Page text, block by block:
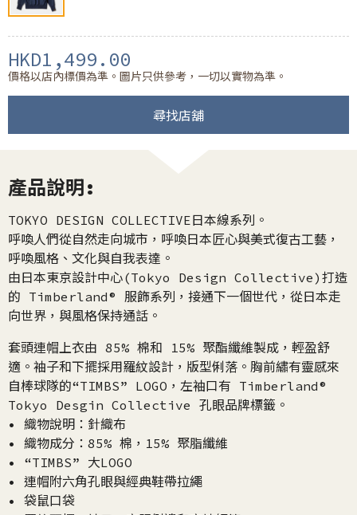
HKD1,499.00
價格以店內標價為準。圖片只供參考，一切以實物為準。
尋找店舖
產品說明:
TOKYO DESIGN COLLECTIVE日本線系列。
呼喚人們從自然走向城市，呼喚日本匠心與美式復古工藝，
呼喚風格、文化與自我表達。
由日本東京設計中心(Tokyo Design Collective)打造
的 Timberland® 服飾系列，接通下一個世代，從日本走
向世界，與風格保持通話。
套頭連帽上衣由 85% 棉和 15% 聚酯纖維製成，輕盈舒
適。袖子和下擺採用羅紋設計，版型俐落。胸前繡有靈感來
自棒球隊的“TIMBS” LOGO，左袖口有 Timberland®
Tokyo Desgin Collective 孔眼品牌標籤。
• 織物說明：針織布
• 織物成分：85% 棉，15% 聚脂纖維
• “TIMBS” 大LOGO
• 連帽附六角孔眼與經典鞋帶拉繩
• 袋鼠口袋